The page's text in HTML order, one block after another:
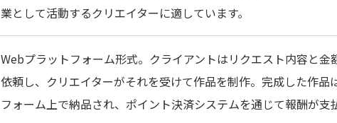
業として活動するクリエイターに適しています。
Webプラットフォーム形式。クライアントはリクエスト内容と金
依頼し、クリエイターがそれを受けて作品を制作。完成した作品
フォーム上で納品され、ポイント決済システムを通じて報酬が支